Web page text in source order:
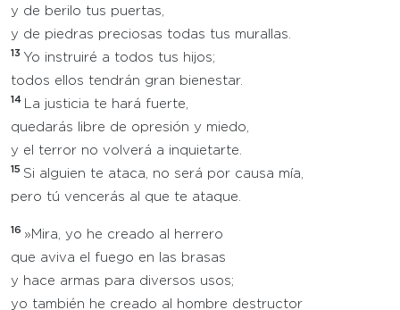
y de berilo tus puertas,
y de piedras preciosas todas tus murallas.
13 Yo instruiré a todos tus hijos;
todos ellos tendrán gran bienestar.
14
La justicia te hará fuerte,
quedarás libre de opresión y miedo,
y el terror no volverá a inquietarte.
15 Si alguien te ataca, no será por causa mía,
pero tú vencerás al que te ataque.
16 »Mira, yo he creado al herrero
que aviva el fuego en las brasas
y hace armas para diversos usos;
yo también he creado al hombre destructor